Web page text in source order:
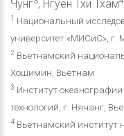
Чунг , Нгуен Тхи Тхам
1
Национальный
университет «МИСиС», г.
2 Вьетнамский
Хошимин, Вьетнам
3 Институт
технологий, г. Нячанг,
4 Вьетнамский институт